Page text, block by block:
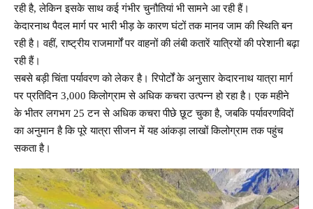
रही है, लेकिन इसके साथ कई गंभीर चुनौतियां भी सामने आ रही हैं।
केदारनाथ पैदल मार्ग पर भारी भीड़ के कारण घंटों तक मानव जाम की स्थिति बन
रही है। वहीं, राष्ट्रीय राजमार्गों पर वाहनों की लंबी कतारें यात्रियों की परेशानी बढ़ा
रही हैं।
सबसे बड़ी चिंता पर्यावरण को लेकर है। रिपोर्टों के अनुसार केदारनाथ यात्रा मार्ग
पर प्रतिदिन 3,000 किलोग्राम से अधिक कचरा उत्पन्न हो रहा है। एक महीने
के भीतर लगभग 25 टन से अधिक कचरा पीछे छूट चुका है, जबकि पर्यावरणविदों
का अनुमान है कि पूरे यात्रा सीजन में यह आंकड़ा लाखों किलोग्राम तक पहुंच
सकता है।